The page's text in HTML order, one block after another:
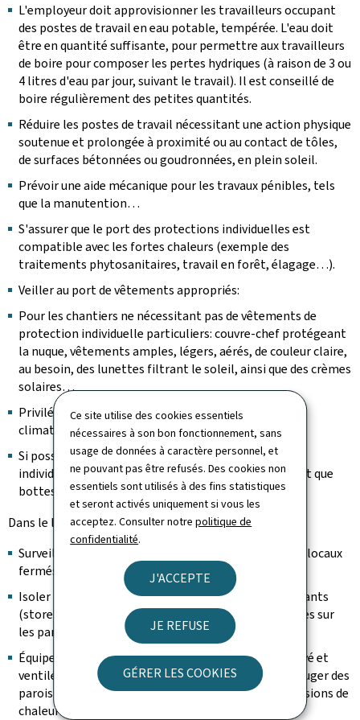
Ce site utilise des cookies essentiels
nécessaires à son bon fonctionnement, sans
usage de données à caractère personnel, et
ne pouvant pas être refusés. Des cookies non
essentiels sont utilisés à des fins statistiques
et seront activés uniquement si vous les
acceptez. Consulter notrepolitique de
confidentialité.
J'ACCEPTE
JE REFUSE
GÉRER LES COOKIES
L'employeur doit approvisionner les travailleurs occupant
des postes de travail en eau potable, tempérée. L'eau doit
être en quantité suffisante, pour permettre aux travailleurs
de boire pour composer les pertes hydriques (à raison de 3 ou
4 litres d'eau par jour, suivant le travail). Il est conseillé de
boire régulièrement des petites quantités.
Réduire les postes de travail nécessitant une action physique
soutenue et prolongée à proximité ou au contact de tôles,
de surfaces bétonnées ou goudronnées, en plein soleil.
Prévoir une aide mécanique pour les travaux pénibles, tels
que la manutention…
S'assurer que le port des protections individuelles est
compatible avec les fortes chaleurs (exemple des
traitements phytosanitaires, travail en forêt, élagage…).
Veiller au port de vêtements appropriés:
Pour les chantiers ne nécessitant pas de vêtements de
protection individuelle particuliers: couvre-chef protégeant
la nuque, vêtements amples, légers, aérés, de couleur claire,
au besoin, des lunettes filtrant le soleil, ainsi que des crèmes
solaires…
Privilégier l'emploi de véhicules ou d'automoteurs
climatisés.
Si possible, adapter les équipements de protection
individuelle à la chaleur: chaussures de sécurité plutôt que
bottes de sécurité.
Dans le locaux de travail:
Surveiller la température ambiante surtout dans les locaux
fermés.
Isoler thermiquement les bâtiments ou locaux existants
(stores, volets, isolation des parois, films antisolaires sur
les parois vitrées…).
Équipements de travail: installer dans un local réservé et
ventilé les appareils dégageant de la chaleur, calorifuger des
parois ou des canalisations chaudes, capter des émissions de
chaleur ou de vapeur chaude…